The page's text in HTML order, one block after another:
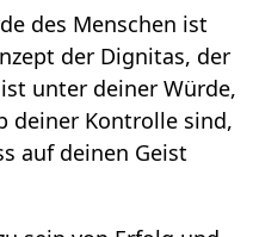
des Menschen ist
der Dignitas, der
unter deiner Würde,
deiner Kontrolle sind,
auf deinen Geist